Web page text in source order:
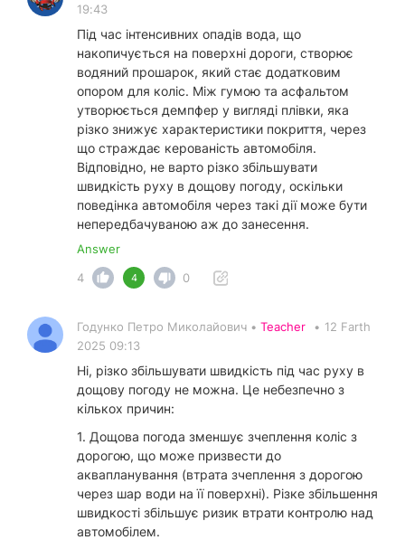
19:43
Під час інтенсивних опадів вода, що
накопичується на поверхні дороги, створює
водяний прошарок, який стає додатковим
опором для коліс. Між гумою та асфальтом
утворюється демпфер у вигляді плівки, яка
різко знижує характеристики покриття, через
що страждає керованість автомобіля.
Відповідно, не варто різко збільшувати
швидкість руху в дощову погоду, оскільки
поведінка автомобіля через такі дії може бути
непередбачуваною аж до занесення.
Answer
4
4 0
Годунко Петро Миколайович • Teacher • 12 Farth
2025 09:13
Ні, різко збільшувати швидкість під час руху в
дощову погоду не можна. Це небезпечно з
кількох причин:
1. Дощова погода зменшує зчеплення коліс з
дорогою, що може призвести до
аквапланування (втрата зчеплення з дорогою
через шар води на її поверхні). Різке збільшення
швидкості збільшує ризик втрати контролю над
автомобілем.